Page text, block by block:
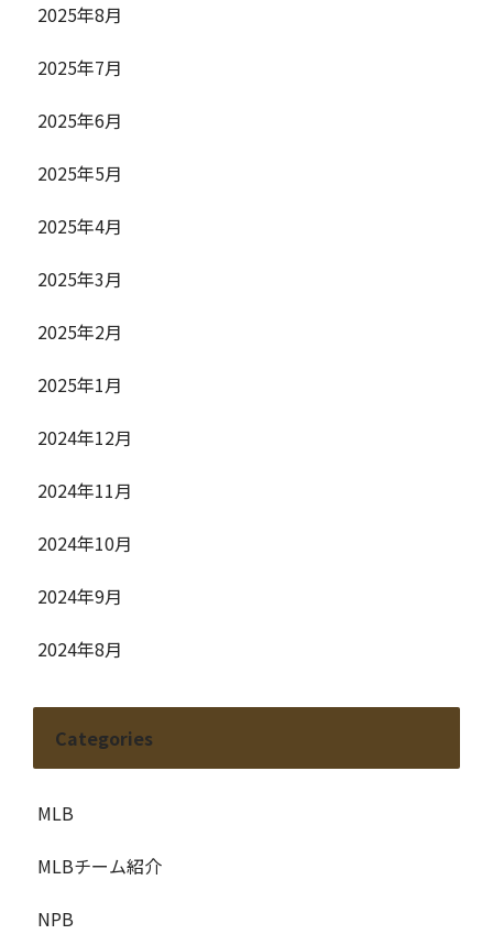
2025年8月
2025年7月
2025年6月
2025年5月
2025年4月
2025年3月
2025年2月
2025年1月
2024年12月
2024年11月
2024年10月
2024年9月
2024年8月
Categories
MLB
MLBチーム紹介
NPB